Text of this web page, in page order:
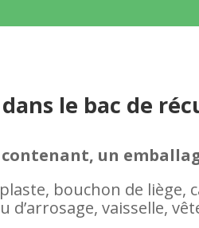
dans le bac de
contenant, un
bouchon de
d’arrosage, vaisselle,